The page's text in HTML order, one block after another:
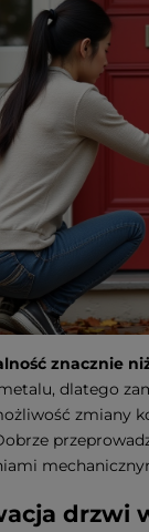
znacznie
dlatego
zmiany
drzwi